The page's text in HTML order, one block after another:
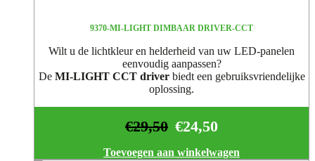
9370-MI-LIGHT DIMBAAR DRIVER-CCT
Wilt u de lichtkleur en helderheid van uw LED-panelen
eenvoudig aanpassen?
De MI-LIGHT CCT driverbiedt een gebruiksvriendelijke
oplossing.
€24,50
€29,50
Toevoegen aan winkelwagen